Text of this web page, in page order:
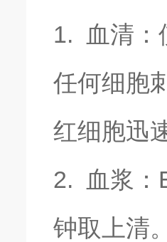
1. 血清：
任何细胞
红细胞迅
2. 血浆：
钟取上清